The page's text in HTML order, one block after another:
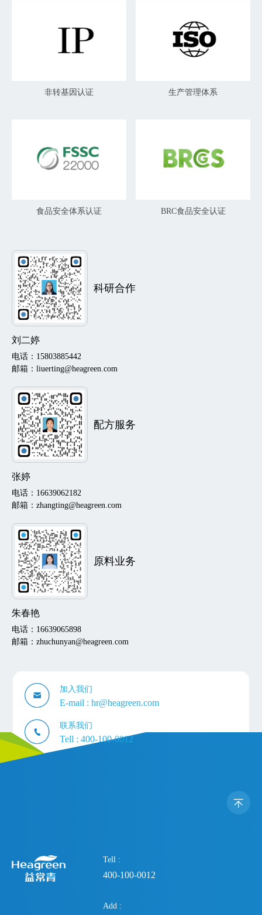
非转基因认证 生产管理体系
食品安全体系认证 BRC食品安全认证
科研合作
刘二婷
电话：15803885442
邮箱：liuerting@heagreen.com
配方服务
张婷
电话：16639062182
邮箱：zhangting@heagreen.com
原料业务
朱春艳
电话：16639065898
邮箱：zhuchunyan@heagreen.com
加入我们
E-mail :hr@heagreen.com
联系我们
Tell :400-100-0012
Tell :
400-100-0012
Add :